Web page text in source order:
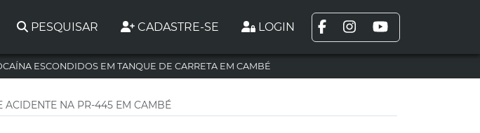
PESQUISAR CADASTRE-SE LOGIN
ESCONDIDOS EM TANQUE DE CARRETA EM CAMBÉ
NA PR-445 EM CAMBÉ